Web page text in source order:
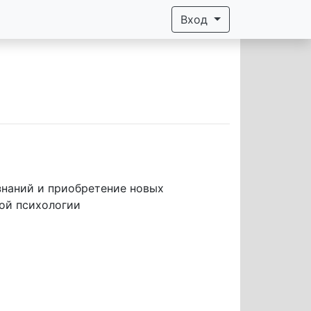
Вход
психологии